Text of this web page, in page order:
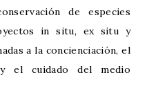
de especies
in situ, ex situ y
a la concienciación, el
el cuidado del medio